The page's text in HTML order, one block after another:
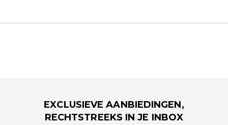
EXCLUSIEVE AANBIEDINGEN,
RECHTSTREEKS IN JE INBOX